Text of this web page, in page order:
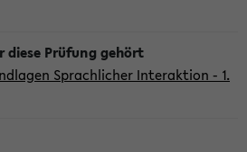
Sprachlicher Interaktion - 1.